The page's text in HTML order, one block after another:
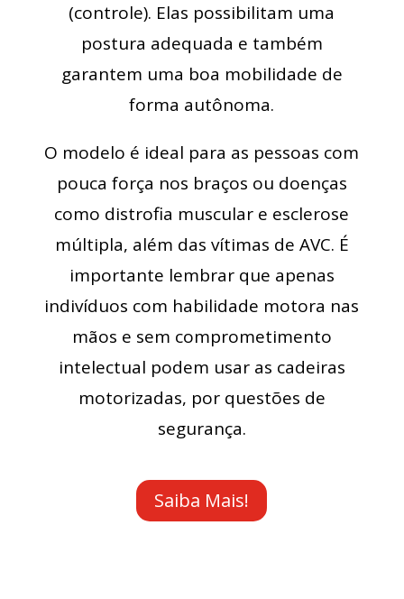
(controle). Elas possibilitam uma
postura adequada e também
garantem uma boa mobilidade de
forma autônoma.
O modelo é ideal para as pessoas com
pouca força nos braços ou doenças
como distrofia muscular e esclerose
múltipla, além das vítimas de AVC. É
importante lembrar que apenas
indivíduos com habilidade motora nas
mãos e sem comprometimento
intelectual podem usar as cadeiras
motorizadas, por questões de
segurança.
Saiba Mais!